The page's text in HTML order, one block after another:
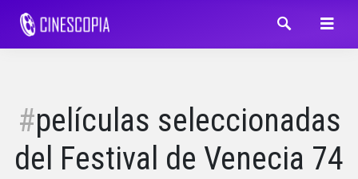
películas seleccionadas
del Festival de Venecia 74